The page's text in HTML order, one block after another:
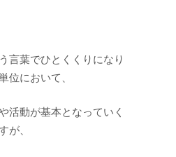
言葉でひとくくりになり
位において、
活動が基本となっていく
が、